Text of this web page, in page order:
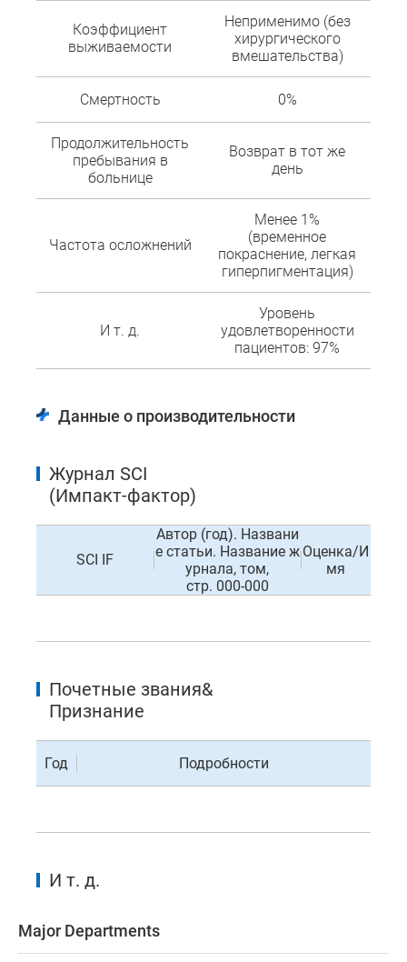
Коэффициент
выживаемости
Неприменимо (без
хирургического
вмешательства)
Смертность 0%
Продолжительность
пребывания в
больнице
Возврат в тот же
день
Частота осложнений
Менее 1%
(временное
покраснение, легкая
гиперпигментация)
И т. д.
Уровень
удовлетворенности
пациентов: 97%
Данные о производительности
Журнал SCI
(Импакт-фактор)
SCI IF
Автор (год). Названи
е статьи. Название ж
урнала, том,
стр. 000-000
Оценка/И
мя
Почетные звания&
Признание
Год Подробности
И т. д.
Major Departments